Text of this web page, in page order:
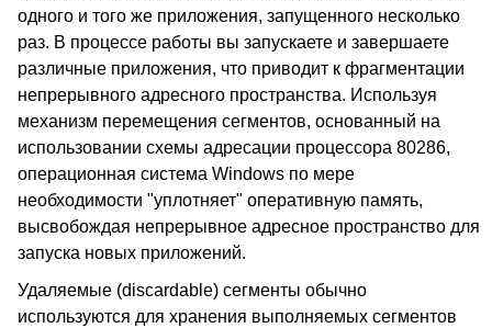
одного и того же приложения, запущенного несколько
раз. В процессе работы вы запускаете и завершаете
различные приложения, что приводит к фрагментации
непрерывного адресного пространства. Используя
механизм перемещения сегментов, основанный на
использовании схемы адресации процессора 80286,
операционная система Windows по мере
необходимости "уплотняет" оперативную память,
высвобождая непрерывное адресное пространство для
запуска новых приложений.
Удаляемые (discardable) сегменты обычно
используются для хранения выполняемых сегментов